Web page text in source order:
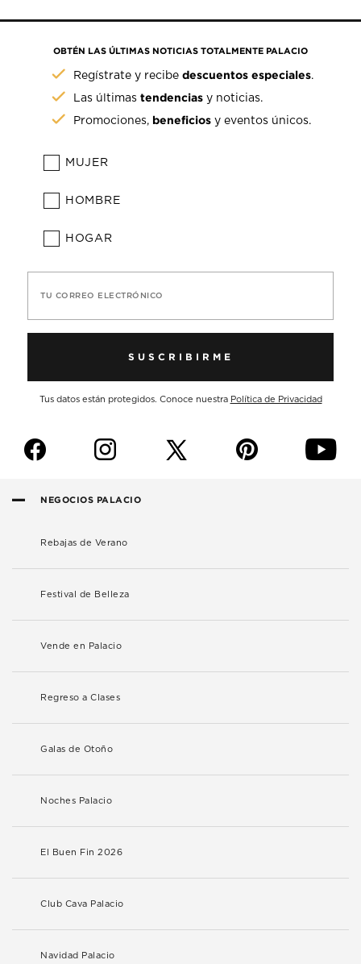
OBTÉN LAS ÚLTIMAS NOTICIAS TOTALMENTE PALACIO
Regístrate y recibedescuentos especiales.
Las últimastendencias y noticias.
Promociones, beneficios y eventos únicos.
MUJER
HOMBRE
HOGAR
TU CORREO ELECTRÓNICO
SUSCRIBIRME
Tus datos están protegidos. Conoce nuestra Política de Privacidad
f i p y
NEGOCIOS PALACIO
Rebajas de Verano
Festival de Belleza
Vende en Palacio
Regreso a Clases
Galas de Otoño
Noches Palacio
El Buen Fin 2026
Club Cava Palacio
Navidad Palacio